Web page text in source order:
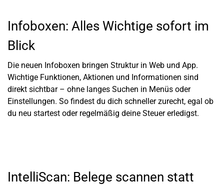
Infoboxen: Alles Wichtige sofort im
Blick
Die neuen Infoboxen bringen Struktur in Web und App.
Wichtige Funktionen, Aktionen und Informationen sind
direkt sichtbar – ohne langes Suchen in Menüs oder
Einstellungen. So findest du dich schneller zurecht, egal ob
du neu startest oder regelmäßig deine Steuer erledigst.
IntelliScan: Belege scannen statt